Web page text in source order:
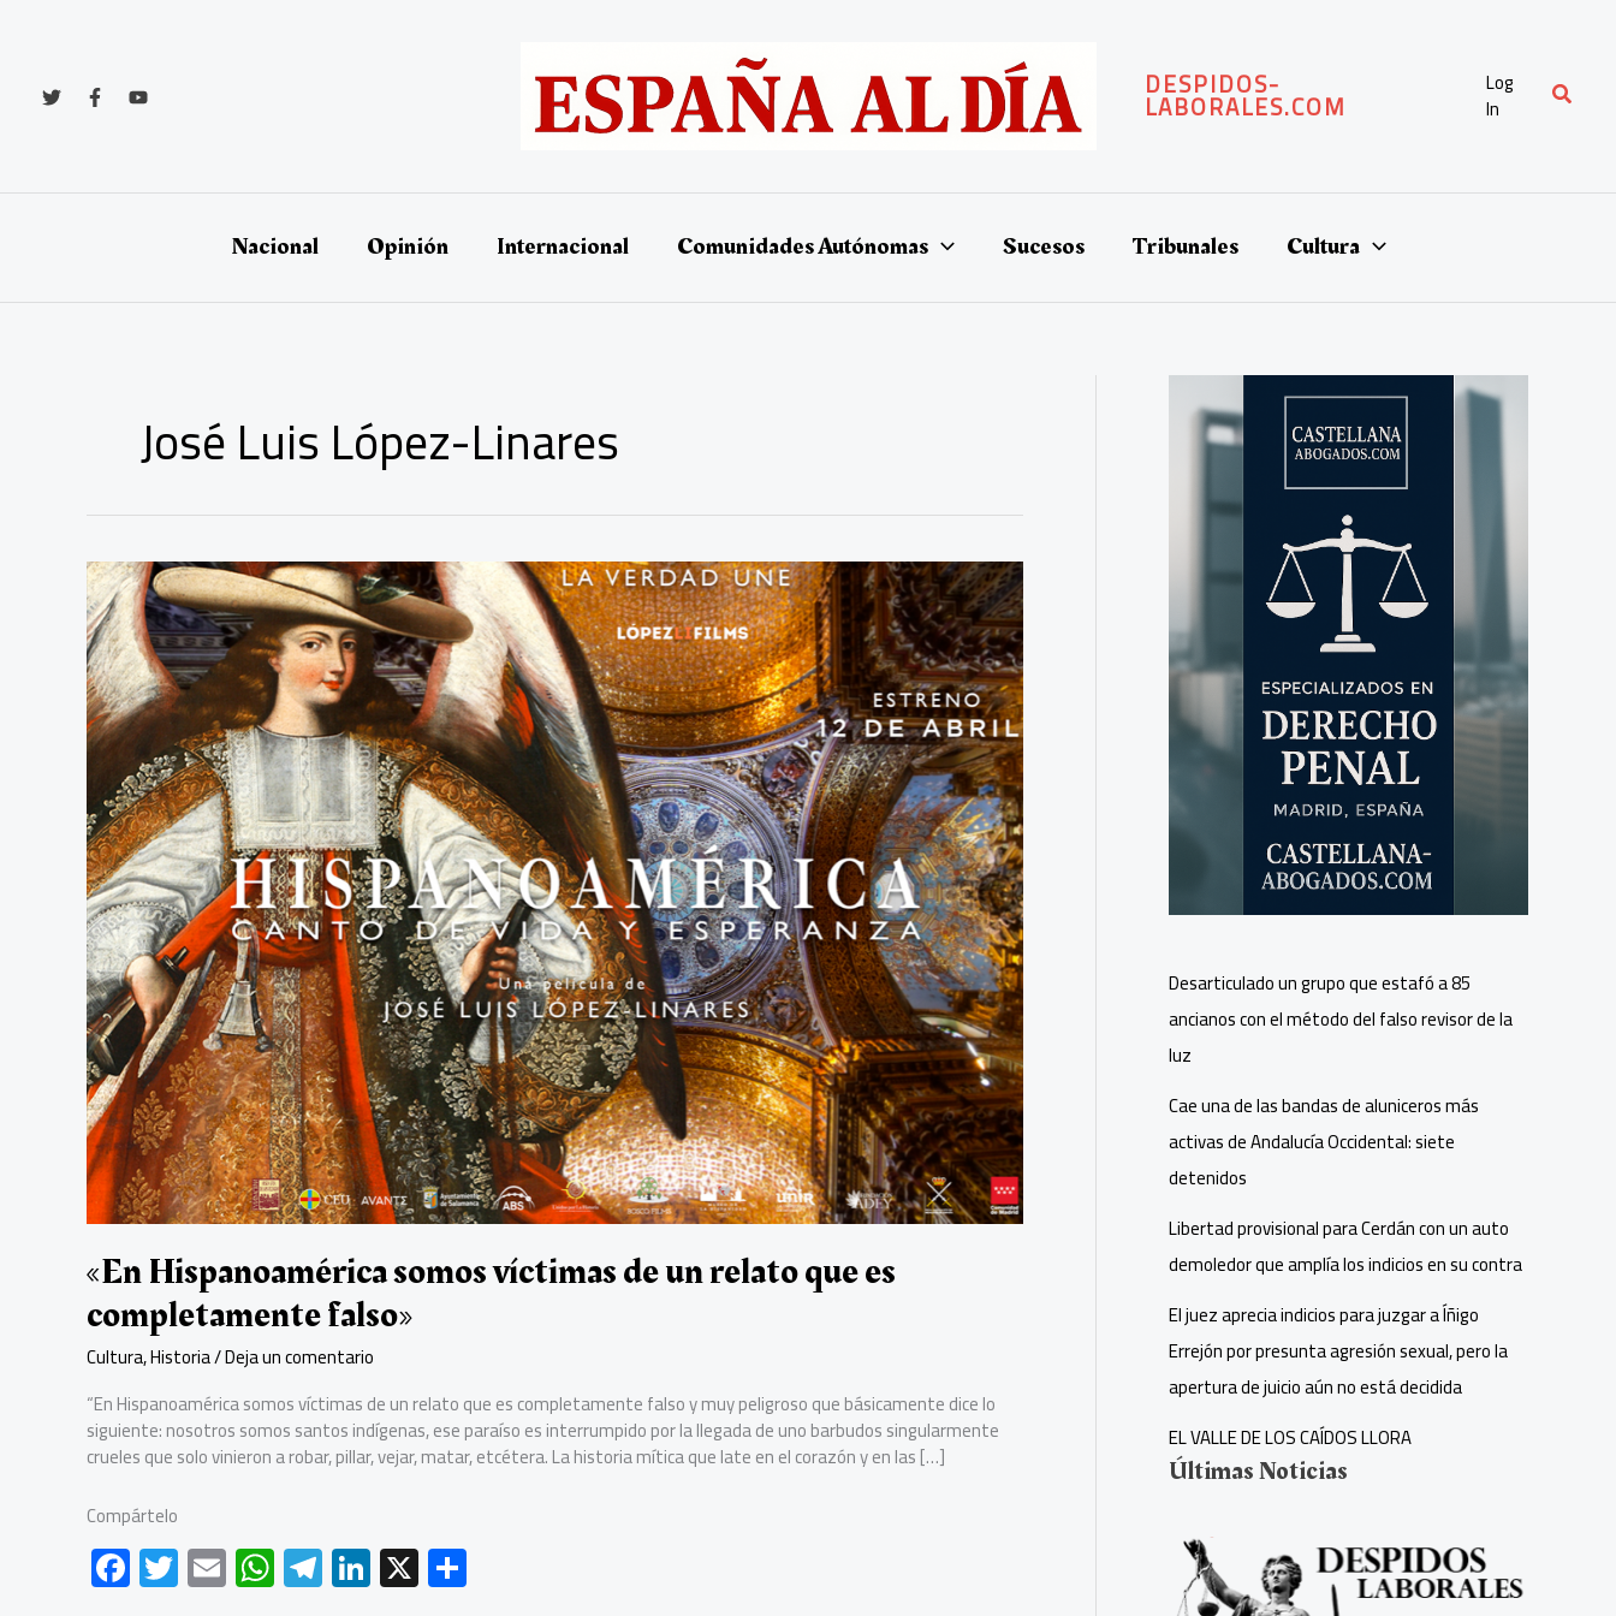
DESPIDOS-
LABORALES.COM
Log
In Buscar
Nacional Opinión Internacional Comunidades Autónomas Sucesos Tribunales Cultura
José Luis López-Linares
«En Hispanoamérica somos víctimas de un relato que es
completamente falso»
Cultura,Historia/Deja un comentario
“En Hispanoamérica somos víctimas de un relato que es completamente falso y muy peligroso que básicamente dice lo
siguiente: nosotros somos santos indígenas, ese paraíso es interrumpido por la llegada de uno barbudos singularmente
crueles que solo vinieron a robar, pillar, vejar, matar, etcétera. La historia mítica que late en el corazón y en las […]
Compártelo
F T E W Te Li X
Desarticulado un grupo que estafó a 85
ancianos con el método del falso revisor de la
luz
Cae una de las bandas de aluniceros más
activas de Andalucía Occidental: siete
detenidos
Libertad provisional para Cerdán con un auto
demoledor que amplía los indicios en su contra
El juez aprecia indicios para juzgar a Íñigo
Errejón por presunta agresión sexual, pero la
apertura de juicio aún no está decidida
EL VALLE DE LOS CAÍDOS LLORA
Últimas Noticias